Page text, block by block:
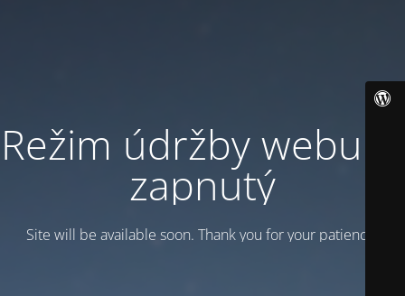
Režim údržby webu je
zapnutý
Site will be available soon. Thank you for your patience!